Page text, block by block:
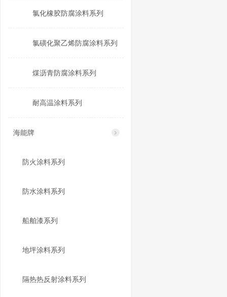
氯化橡胶防腐涂料系列
氯磺化聚乙烯防腐涂料系列
煤沥青防腐涂料系列
耐高温涂料系列
海能牌
防火涂料系列
防水涂料系列
船舶漆系列
地坪涂料系列
隔热热反射涂料系列